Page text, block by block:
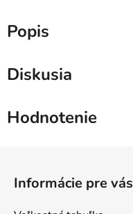
Popis
Diskusia
Hodnotenie
Informácie pre vás